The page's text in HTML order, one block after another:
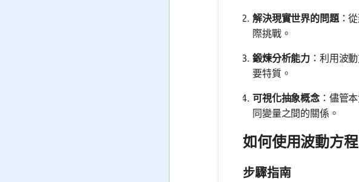
解決現實世界的問題：
際挑戰。
鍛煉分析能力 ：利用波
要特質。
可視化抽象概念：儘管
同變量之間的關係。
如何使用波動方
步驟指南